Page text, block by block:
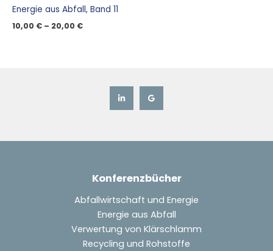
Energie aus Abfall, Band 11
10,00 € – 20,00 €
Konferenzbücher
Abfallwirtschaft und Energie
Energie aus Abfall
Verwertung von Klärschlamm
Recycling und Rohstoffe